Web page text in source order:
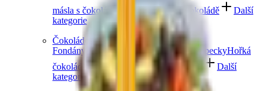
másla s čokoládou
Ořechový mix v čokoládě
Další
kategorie
Čokoládové mlsání
Fondány a nugáty
Čokoládové hrudky a peckyHořká
čokoláda Mléčná čokoláda Bílá čokoláda
Další
kategorie